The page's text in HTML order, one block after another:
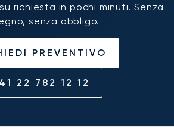
richiesta in pochi minuti. Senza
senza obbligo.
PREVENTIVO
22 782 12 12